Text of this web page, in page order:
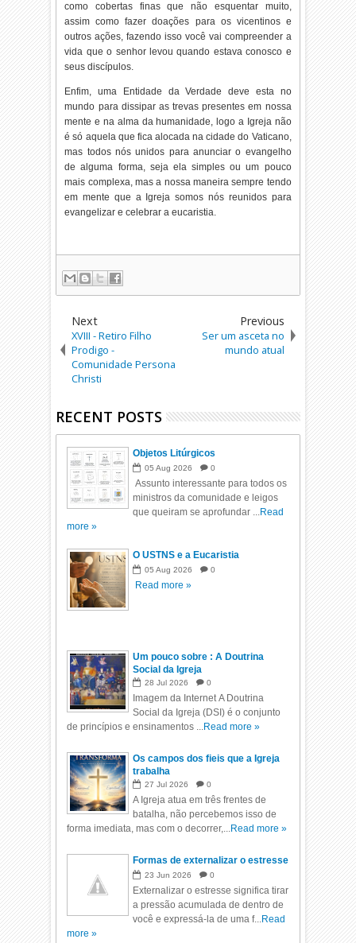
como cobertas finas que não esquentar muito,
assim como fazer doações para os vicentinos e
outros ações, fazendo isso você vai compreender a
vida que o senhor levou quando estava conosco e
seus discípulos.
Enfim, uma Entidade da Verdade deve esta no
mundo para dissipar as trevas presentes em nossa
mente e na alma da humanidade, logo a Igreja não
é só aquela que fica alocada na cidade do Vaticano,
mas todos nós unidos para anunciar o evangelho
de alguma forma, seja ela simples ou um pouco
mais complexa, mas a nossa maneira sempre tendo
em mente que a Igreja somos nós reunidos para
evangelizar e celebrar a eucaristia.
Next
XVIII - Retiro Filho
Prodigo -
Comunidade Persona
Christi
Previous
Ser um asceta no
mundo atual
RECENT POSTS
Objetos Litúrgicos
05 Aug 2026 0
Assunto interessante para todos os
ministros da comunidade e leigos
que queiram se aprofundar ...Read
more »
O USTNS e a Eucaristia
05 Aug 2026 0
Read more »
Um pouco sobre : A Doutrina
Social da Igreja
28 Jul 2026 0
Imagem da Internet A Doutrina
Social da Igreja (DSI) é o conjunto
de princípios e ensinamentos ...Read more »
Os campos dos fieis que a Igreja
trabalha
27 Jul 2026 0
A Igreja atua em três frentes de
batalha, não percebemos isso de
forma imediata, mas com o decorrer,...Read more »
Formas de externalizar o estresse
23 Jun 2026 0
Externalizar o estresse significa tirar
a pressão acumulada de dentro de
você e expressá-la de uma f...Read
more »